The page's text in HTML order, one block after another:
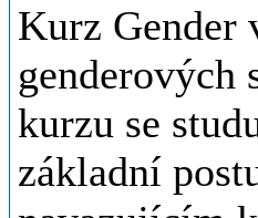
Kurz Gender
kurzu se
základní